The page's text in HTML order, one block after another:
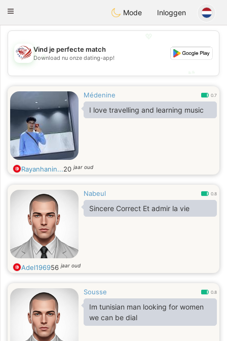
StatesDating
Toggle
Mode Inloggen
💖
💕
Vind je perfecte match
Download nu onze dating-app!
Médenine 0.7
I love travelling and learning music
Rayanhanin...20jaar oud
Nabeul 0.8
Sincere Correct Et admir la vie
Adel196956jaar oud
Sousse 0.8
Im tunisian man looking for women
we can be dial